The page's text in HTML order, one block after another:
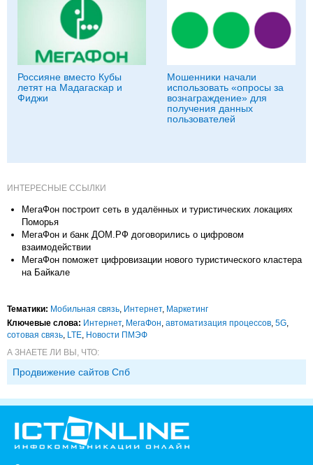
Россияне вместо Кубы
летят на Мадагаскар и
Фиджи
Мошенники начали
использовать «опросы за
вознаграждение» для
получения данных
пользователей
ИНТЕРЕСНЫЕ ССЫЛКИ
МегаФон построит сеть в удалённых и туристических локациях
Поморья
МегаФон и банк ДОМ.РФ договорились о цифровом
взаимодействии
МегаФон поможет цифровизации нового туристического кластера
на Байкале
Тематики: Мобильная связь, Интернет, Маркетинг
Ключевые слова: Интернет, МегаФон, автоматизация процессов, 5G,
сотовая связь, LTE, Новости ПМЭФ
А ЗНАЕТЕ ЛИ ВЫ, ЧТО:
Продвижение сайтов Спб